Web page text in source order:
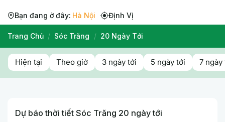
Bạn đang ở đây: Hà Nội Định Vị
Trang Chủ / Sóc Trăng / 20 Ngày Tới
Hiện tại Theo giờ 3 ngày tới 5 ngày tới 7 ngày
Dự báo thời tiết Sóc Trăng 20 ngày tới